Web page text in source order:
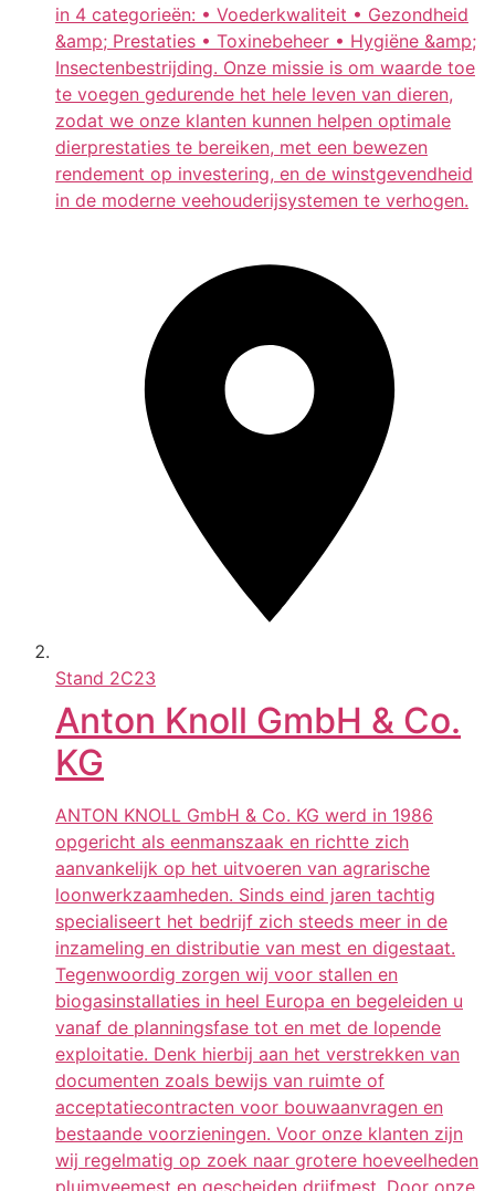
in 4 categorieën: • Voederkwaliteit • Gezondheid
&amp; Prestaties • Toxinebeheer • Hygiëne &amp;
Insectenbestrijding. Onze missie is om waarde toe
te voegen gedurende het hele leven van dieren,
zodat we onze klanten kunnen helpen optimale
dierprestaties te bereiken, met een bewezen
rendement op investering, en de winstgevendheid
in de moderne veehouderijsystemen te verhogen.
Stand 2C23
Anton Knoll GmbH & Co.
KG
ANTON KNOLL GmbH & Co. KG werd in 1986
opgericht als eenmanszaak en richtte zich
aanvankelijk op het uitvoeren van agrarische
loonwerkzaamheden. Sinds eind jaren tachtig
specialiseert het bedrijf zich steeds meer in de
inzameling en distributie van mest en digestaat.
Tegenwoordig zorgen wij voor stallen en
biogasinstallaties in heel Europa en begeleiden u
vanaf de planningsfase tot en met de lopende
exploitatie. Denk hierbij aan het verstrekken van
documenten zoals bewijs van ruimte of
acceptatiecontracten voor bouwaanvragen en
bestaande voorzieningen. Voor onze klanten zijn
wij regelmatig op zoek naar grotere hoeveelheden